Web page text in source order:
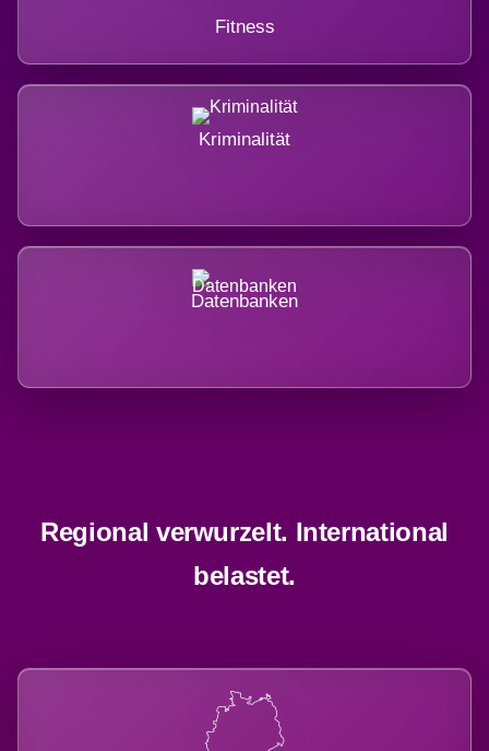
Fitness
Kriminalität
Datenbanken
Regional verwurzelt. International
belastet.